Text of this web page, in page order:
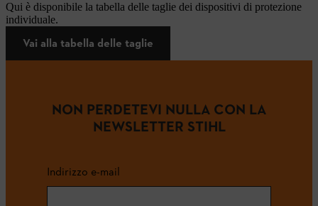
Qui è disponibile la tabella delle taglie dei dispositivi di protezione
individuale.
Vai alla tabella delle taglie
NON PERDETEVI NULLA CON LA
NEWSLETTER STIHL
Indirizzo e-mail